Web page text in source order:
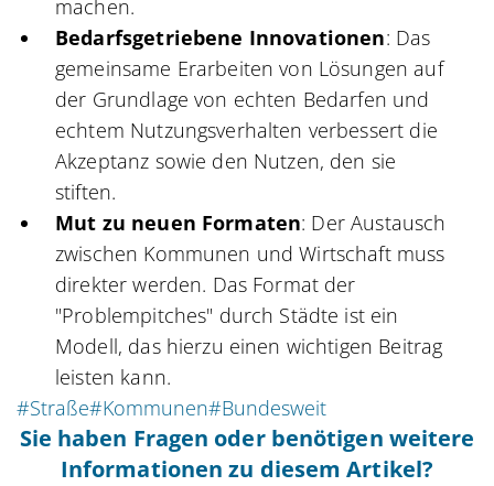
machen.
Bedarfsgetriebene Innovationen: Das
gemeinsame Erarbeiten von Lösungen auf
der Grundlage von echten Bedarfen und
echtem Nutzungsverhalten verbessert die
Akzeptanz sowie den Nutzen, den sie
stiften.
Mut zu neuen Formaten: Der Austausch
zwischen Kommunen und Wirtschaft muss
direkter werden. Das Format der
"Problempitches" durch Städte ist ein
Modell, das hierzu einen wichtigen Beitrag
leisten kann.
#Straße#Kommunen#Bundesweit
Sie haben Fragen oder benötigen weitere
Informationen zu diesem Artikel?